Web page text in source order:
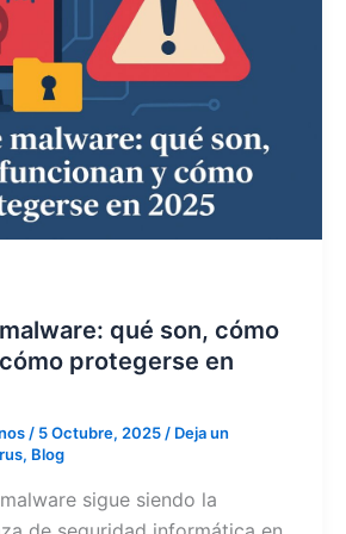
qué son, cómo
protegerse en
/ 5 Octubre, 2025 / Deja un
, Blog
sigue siendo la